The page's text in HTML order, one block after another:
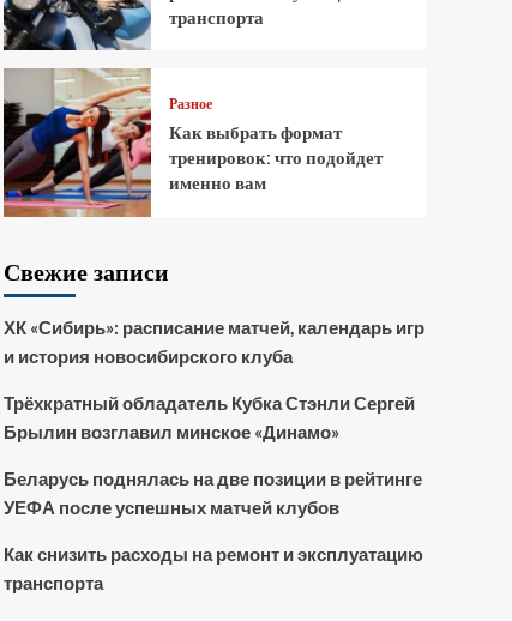
транспорта
Разное
Как выбрать формат
тренировок: что подойдет
именно вам
Свежие записи
ХК «Сибирь»: расписание матчей, календарь игр
и история новосибирского клуба
Трёхкратный обладатель Кубка Стэнли Сергей
Брылин возглавил минское «Динамо»
Беларусь поднялась на две позиции в рейтинге
УЕФА после успешных матчей клубов
Как снизить расходы на ремонт и эксплуатацию
транспорта